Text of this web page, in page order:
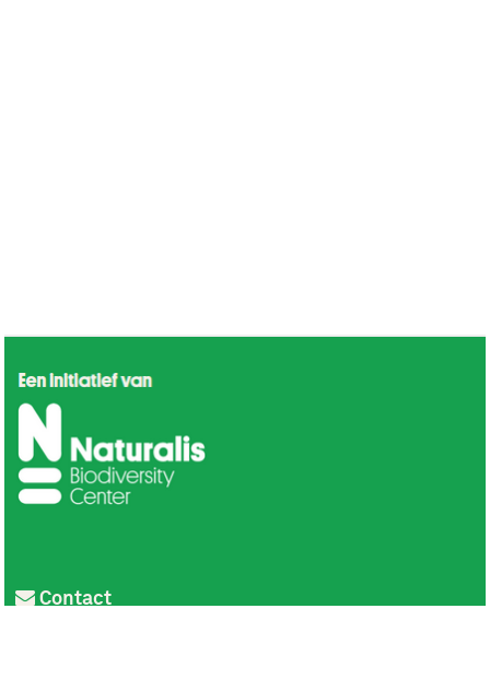
Contact